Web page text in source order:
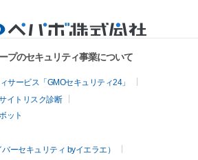
プのセキュリティ事業について
サービス「GMOセキュリティ24」
イトリスク診断
ット
ーセキュリティ byイエラエ）